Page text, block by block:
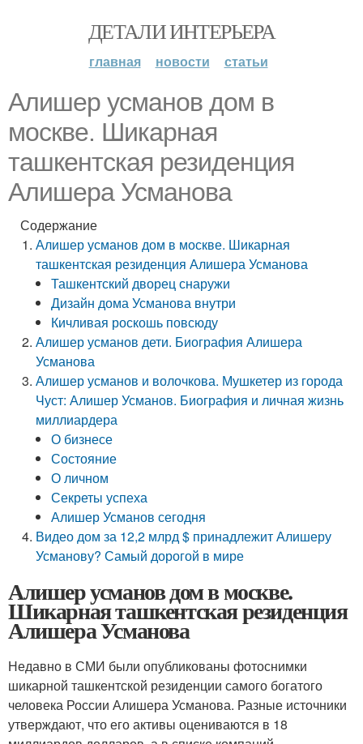
ДЕТАЛИ ИНТЕРЬЕРА
главная новости статьи
Алишер усманов дом в
москве. Шикарная
ташкентская резиденция
Алишера Усманова
Содержание
Алишер усманов дом в москве. Шикарная
ташкентская резиденция Алишера Усманова
Ташкентский дворец снаружи
Дизайн дома Усманова внутри
Кичливая роскошь повсюду
Алишер усманов дети. Биография Алишера
Усманова
Алишер усманов и волочкова. Мушкетер из города
Чуст: Алишер Усманов. Биография и личная жизнь
миллиардера
О бизнесе
Состояние
О личном
Секреты успеха
Алишер Усманов сегодня
Видео дом за 12,2 млрд $ принадлежит Алишеру
Усманову? Самый дорогой в мире
Алишер усманов дом в москве.
Шикарная ташкентская резиденция
Алишера Усманова
Недавно в СМИ были опубликованы фотоснимки
шикарной ташкентской резиденции самого богатого
человека России Алишера Усманова. Разные источники
утверждают, что его активы оцениваются в 18